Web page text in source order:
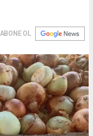
ABONE OL